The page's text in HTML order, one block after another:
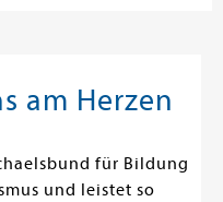
am Herzen
für Bildung
und leistet so